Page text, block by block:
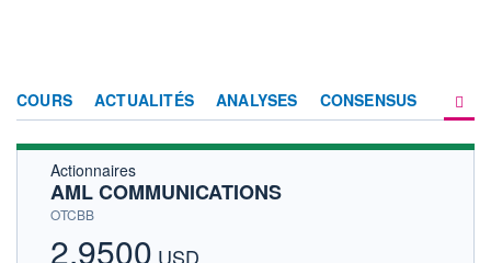
COURS ACTUALITÉS ANALYSES CONSENSUS
Actionnaires
AML COMMUNICATIONS
OTCBB
2,9500 USD